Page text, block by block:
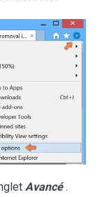
Avancé .